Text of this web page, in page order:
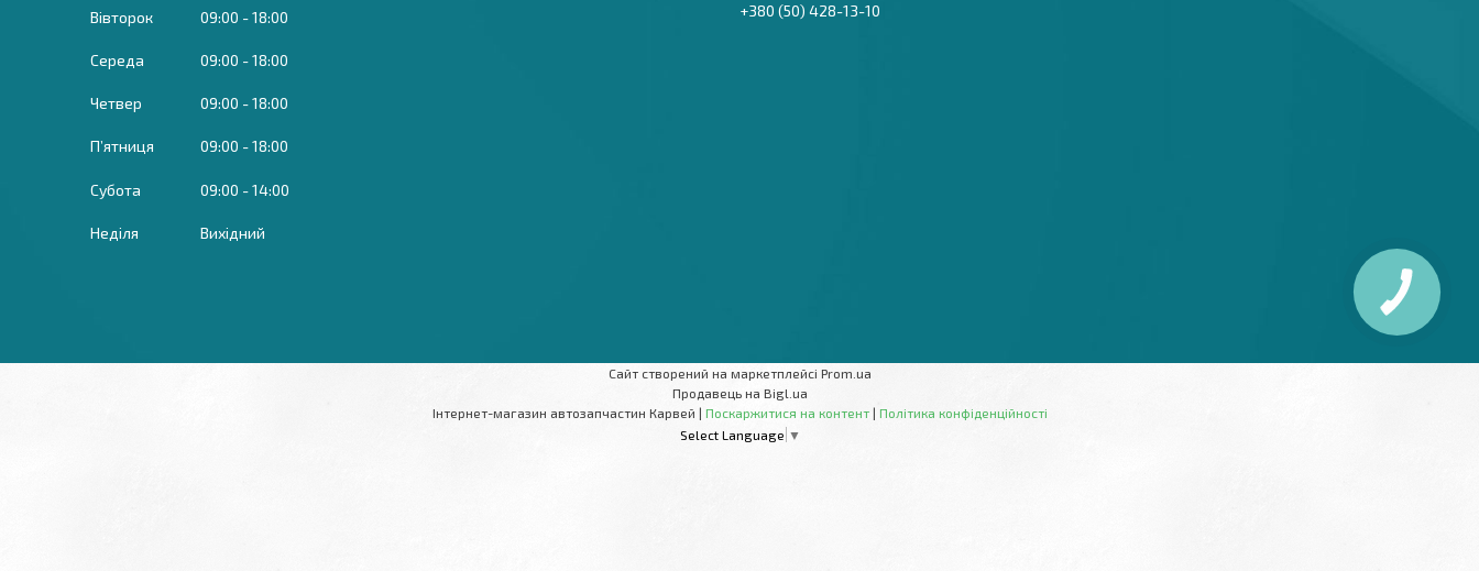
Вівторок 09:00 18:00
Середа 09:00 18:00
Четвер 09:00 18:00
Пʼятниця 09:00 18:00
Субота 09:00 14:00
Неділя Вихідний
+380 (50) 428-13-10
Сайт створений на маркетплейсі Prom.ua
Продавець на Bigl.ua
Інтернет-магазин автозапчастин Карвей | Поскаржитися на контент | Політика конфіденційності
Select Language ▼